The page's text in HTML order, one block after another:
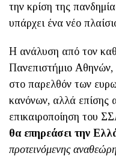
την κρίση της
υπάρχει ένα νέο
Η ανάλυση από τον
Πανεπιστήμιο Αθηνών,
στο παρελθόν των
κανόνων, αλλά επίσης
επικαιροποίηση του
θα επηρεάσει την
προτεινόμενης